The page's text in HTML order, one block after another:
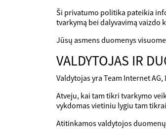
Ši privatumo politika pateikia
tvarkymą bei dalyvavimą vaizdo
Jūsų asmens duomenys
VALDYTOJAS IR
Valdytojas yra Team Internet
Atveju, kai tam tikri tvarkymo
vykdomas vietiniu lygiu tam
Atitinkamos valdytojos